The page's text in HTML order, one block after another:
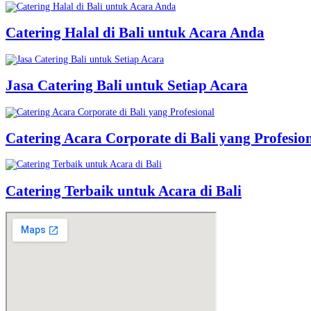
Catering Halal di Bali untuk Acara Anda
Jasa Catering Bali untuk Setiap Acara
Catering Acara Corporate di Bali yang
Catering Terbaik untuk Acara di Bali